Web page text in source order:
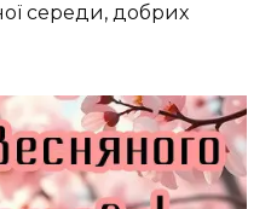
середи, добрих